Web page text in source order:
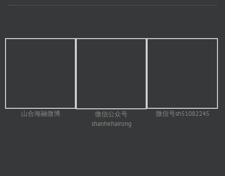
山合海融微博
微信公众号
shanhehairong
微信号sh51082245